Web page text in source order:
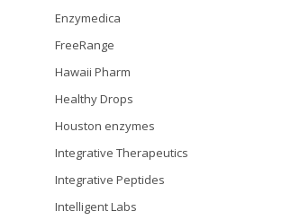
Enzymedica
FreeRange
Hawaii Pharm
Healthy Drops
Houston enzymes
Integrative Therapeutics
Integrative Peptides
Intelligent Labs